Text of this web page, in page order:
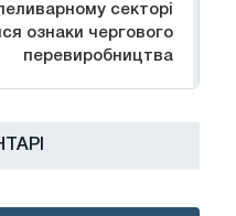
секторі
ознаки чергового
перевиробництва